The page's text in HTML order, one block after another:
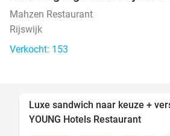
Mahzen Restaurant
Rijswijk
Verkocht: 153
Luxe sandwich naar keuze +
YOUNG Hotels Restaurant